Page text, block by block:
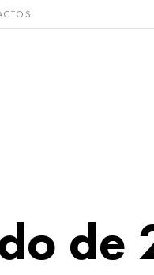
Bronce, cobre,
de